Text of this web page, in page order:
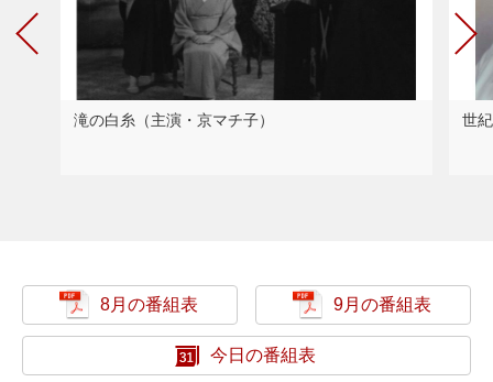
滝の白糸（主演・京マチ子） 世
8月の番組表 9月の番組表
今日の番組表